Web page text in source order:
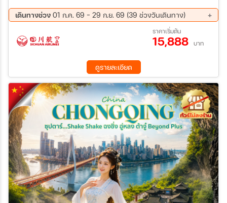
เดินทางช่วง 01 ก.ค. 69 - 29 ก.ย. 69 (39 ช่วงวันเดินทาง)
08 ส.ค. 69 - 12 ส.ค. 69
12 ส.ค. 69 - 16 ส.ค. 69
13 ส.ค. 69 - 17 ส.ค. 69
14 ส.ค. 69 - 18 ส.ค. 69
15 ส.ค. 69 - 19 ส.ค. 69
20 ส.ค. 69 - 24 ส.ค. 69
22 ส.ค. 69 - 26 ส.ค. 69
26 ส.ค. 69 - 30 ส.ค. 69
27 ส.ค. 69 - 31 ส.ค. 69
28 ส.ค. 69 - 01 ก.ย. 69
29 ส.ค. 69 - 02 ก.ย. 69
01 ก.ย. 69 - 05 ก.ย. 69
02 ก.ย. 69 - 06 ก.ย. 69
03 ก.ย. 69 - 07 ก.ย. 69
04 ก.ย. 69 - 08 ก.ย. 69
05 ก.ย. 69 - 09 ก.ย. 69
06 ก.ย. 69 - 10 ก.ย. 69
07 ก.ย. 69 - 11 ก.ย. 69
08 ก.ย. 69 - 12 ก.ย. 69
09 ก.ย. 69 - 13 ก.ย. 69
10 ก.ย. 69 - 14 ก.ย. 69
11 ก.ย. 69 - 15 ก.ย. 69
12 ก.ย. 69 - 16 ก.ย. 69
13 ก.ย. 69 - 17 ก.ย. 69
14 ก.ย. 69 - 18 ก.ย. 69
15 ก.ย. 69 - 19 ก.ย. 69
16 ก.ย. 69 - 20 ก.ย. 69
17 ก.ย. 69 - 21 ก.ย. 69
18 ก.ย. 69 - 22 ก.ย. 69
19 ก.ย. 69 - 23 ก.ย. 69
20 ก.ย. 69 - 24 ก.ย. 69
ราคาเริ่มต้น
15,888 บาท
ดูรายละเอียด